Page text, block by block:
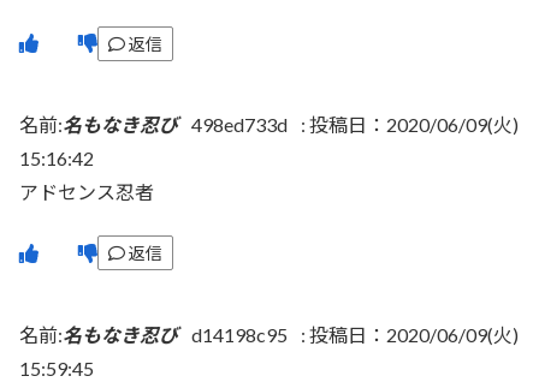
返信
名前:名もなき忍び 498ed733d : 投稿日：2020/06/09(火)
15:16:42
アドセンス忍者
返信
名前:名もなき忍び d14198c95 : 投稿日：2020/06/09(火)
15:59:45